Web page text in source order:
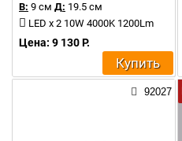
В: 9 см Д: 19.5 см
LED x 2 10W 4000K 1200Lm
Цена: 9 130 Р.
Купить
92027